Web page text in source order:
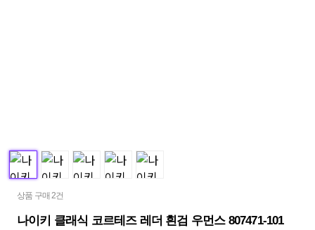
상품 구매 2건
나이키 클래식 코르테즈 레더 흰검 우먼스 807471-101